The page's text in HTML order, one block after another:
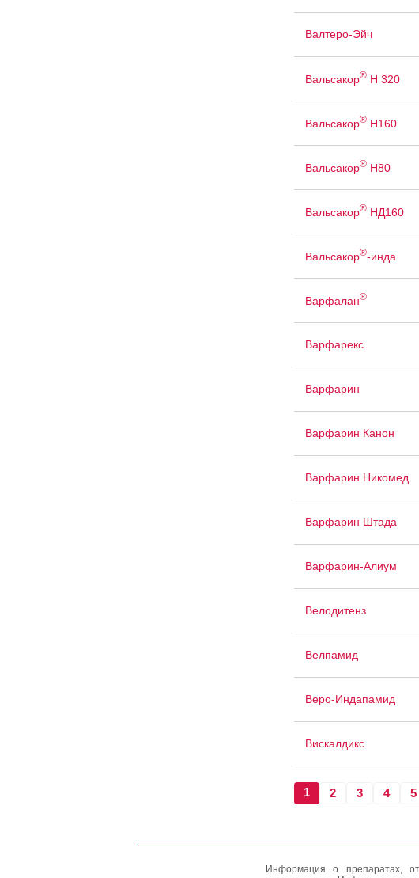
Валтеро-Эйч
Вальсакор®Н 320
Вальсакор®Н160
Вальсакор®Н80
Вальсакор®НД160
Вальсакор®-инда
Варфалан®
Варфарекс
Варфарин
Варфарин Канон
Варфарин Никомед
Варфарин Штада
Варфарин-Алиум
Велодитенз
Велпамид
Веро-Индапамид
Вискалдикс
1 2 3 4 5
Информация о препаратах,